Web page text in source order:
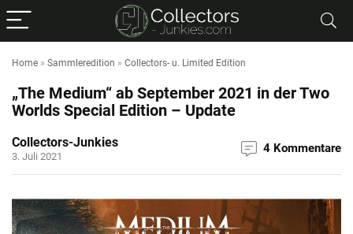
Home » Sammleredition » Collectors- u. Limited Edition
„The Medium“ ab September 2021 in der Two
Worlds Special Edition – Update
Collectors-Junkies
3. Juli 2021
4 Kommentare